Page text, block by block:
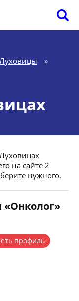
Луховицы
»
на сайте 2
нужного.
«Онколог»
профиль